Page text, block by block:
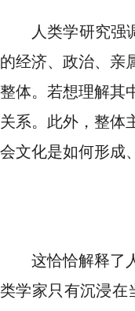
人类学研究强
的经济、政治、亲
整体。若想理解其
关系。此外，整体
会文化是如何形成
这恰恰解释了
类学家只有沉浸在